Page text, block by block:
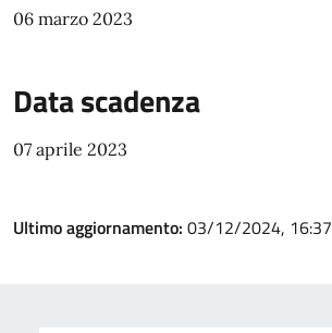
06 marzo 2023
Data scadenza
07 aprile 2023
Ultimo aggiornamento: 03/12/2024, 16:37